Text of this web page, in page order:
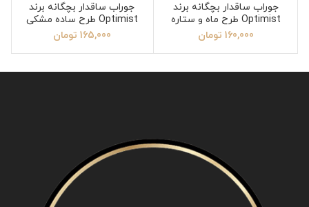
جوراب ساقدار بچگانه برند
Optimist طرح ماه و ستاره
سایز 3
160,000 تومان
جوراب ساقدار بچگانه برند
Optimist طرح ساده مشکی
سایز 4
165,000 تومان